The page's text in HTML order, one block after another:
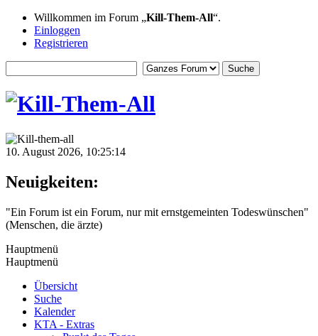
Willkommen im Forum „Kill-Them-All“.
Einloggen
Registrieren
10. August 2026, 10:25:14
Neuigkeiten:
"Ein Forum ist ein Forum, nur mit ernstgemeinten Todeswünschen"
(Menschen, die ärzte)
Hauptmenü
Hauptmenü
Übersicht
Suche
Kalender
KTA - Extras